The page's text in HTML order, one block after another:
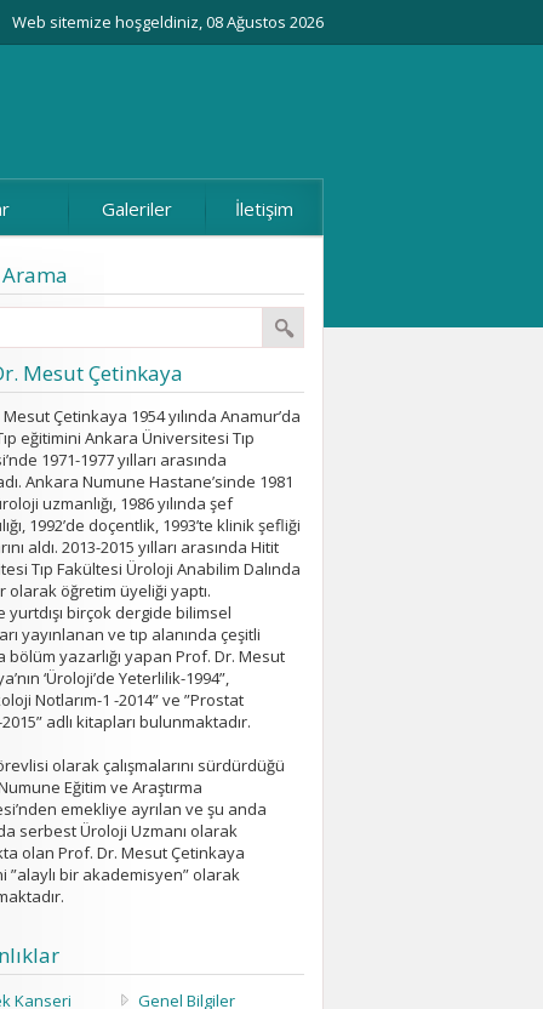
Web sitemize hoşgeldiniz, 08 Ağustos 2026
Galeriler İletişim
Mesut Çetinkaya
Çetinkaya 1954 yılında Anamur’da
eğitimini Ankara Üniversitesi Tıp
1971-1977 yılları arasında
Ankara Numune Hastane’sinde 1981
uzmanlığı, 1986 yılında şef
1992’de doçentlik, 1993’te klinik şefliği
aldı. 2013-2015 yılları arasında Hitit
Tıp Fakültesi Üroloji Anabilim Dalında
olarak öğretim üyeliği yaptı.
yurtdışı birçok dergide bilimsel
yayınlanan ve tıp alanında çeşitli
bölüm yazarlığı yapan Prof. Dr. Mesut
‘Üroloji’de Yeterlilik-1994”,
Notlarım-1 -2014” ve ”Prostat
adlı kitapları bulunmaktadır.
olarak çalışmalarını sürdürdüğü
Eğitim ve Araştırma
emekliye ayrılan ve şu anda
serbest Üroloji Uzmanı olarak
olan Prof. Dr. Mesut Çetinkaya
”alaylı bir akademisyen” olarak
Kanseri
Genel Bilgiler